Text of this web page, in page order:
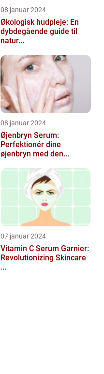
08 januar 2024
Økologisk hudpleje: En
dybdegående guide til
natur...
08 januar 2024
Øjenbryn Serum:
Perfektionér dine
øjenbryn med den...
07 januar 2024
Vitamin C Serum Garnier:
Revolutionizing Skincare
...